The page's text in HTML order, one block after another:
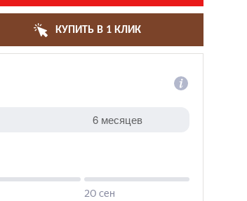
КУПИТЬ В 1 КЛИК